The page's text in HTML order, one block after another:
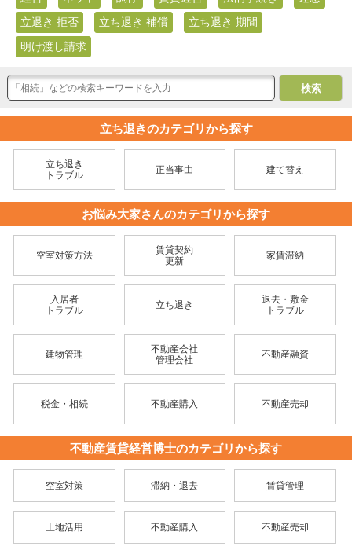
立退き 拒否
立ち退き 補償
立ち退き 期間
明け渡し請求
立ち退きのカテゴリから探す
立ち退き
トラブル
正当事由 建て替え
お悩み大家さんのカテゴリから探す
空室対策方法
賃貸契約
更新
家賃滞納
入居者
トラブル
立ち退き
退去・敷金
トラブル
建物管理
不動産会社
管理会社
不動産融資
税金・相続 不動産購入 不動産売却
不動産賃貸経営博士のカテゴリから探す
空室対策 滞納・退去 賃貸管理
土地活用 不動産購入 不動産売却